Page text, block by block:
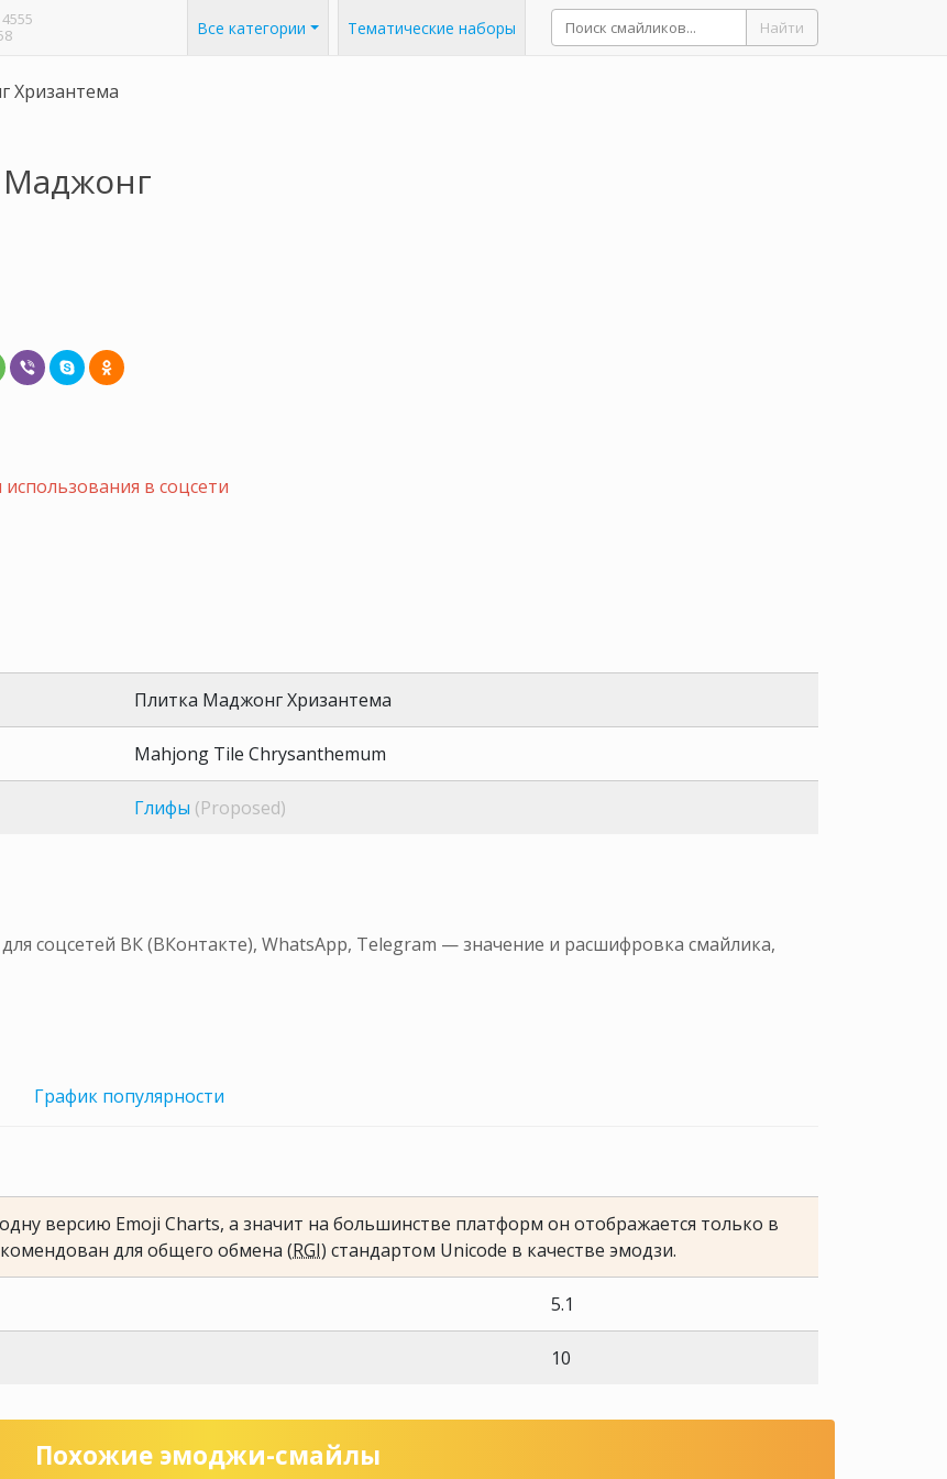
Все категории Тематические наборы Найти
Хризантема
в соцсети
Плитка Маджонг Хризантема
Mahjong Tile Chrysanthemum
Глифы (Proposed)
соцсетей ВК (ВКонтакте), WhatsApp, Telegram — значение и расшифровка смайлика,
График популярности
версию Emoji Charts, а значит на большинстве платформ он отображается только в
для общего обмена (RGI) стандартом Unicode в качестве эмодзи.
5.1
10
Похожие эмоджи-смайлы